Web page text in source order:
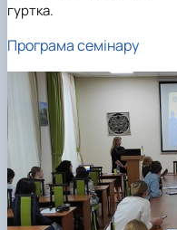
гуртка.
Програма семінару